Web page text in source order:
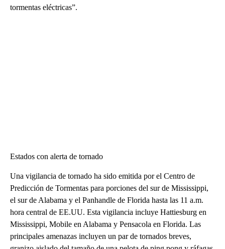
tormentas eléctricas”.
Estados con alerta de tornado
Una vigilancia de tornado ha sido emitida por el Centro de
Predicción de Tormentas para porciones del sur de Mississippi,
el sur de Alabama y el Panhandle de Florida hasta las 11 a.m.
hora central de EE.UU. Esta vigilancia incluye Hattiesburg en
Mississippi, Mobile en Alabama y Pensacola en Florida. Las
principales amenazas incluyen un par de tornados breves,